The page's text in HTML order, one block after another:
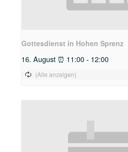
Gottesdienst in Hohen Sprenz
16. August ⏰ 11:00 - 12:00